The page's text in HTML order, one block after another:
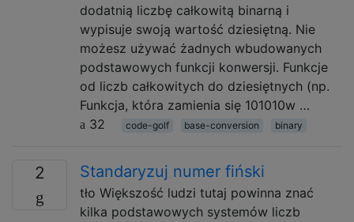
dodatnią liczbę całkowitą binarną i
wypisuje swoją wartość dziesiętną. Nie
możesz używać żadnych wbudowanych
podstawowych funkcji konwersji. Funkcje
od liczb całkowitych do dziesiętnych (np.
Funkcja, która zamienia się 101010w …
32
code-golf base-conversion binary
2 Standaryzuj numer fiński
tło Większość ludzi tutaj powinna znać
kilka podstawowych systemów liczb